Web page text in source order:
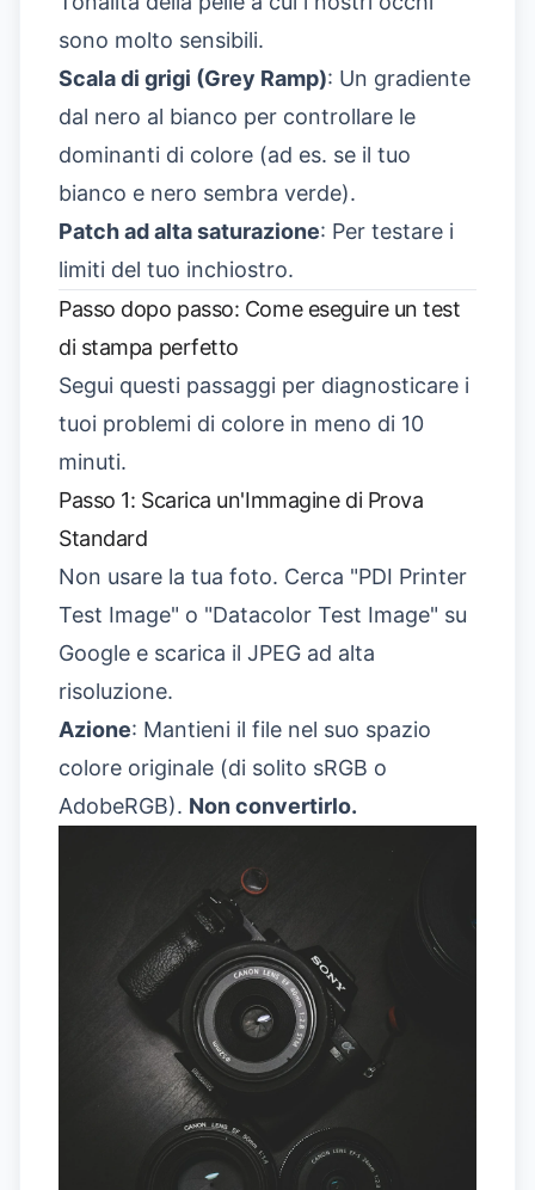
sono molto sensibili.
Scala di grigi (Grey Ramp): Un gradiente
dal nero al bianco per controllare le
dominanti di colore (ad es. se il tuo
bianco e nero sembra verde).
Patch ad alta saturazione: Per testare i
limiti del tuo inchiostro.
Passo dopo passo: Come eseguire un test
di stampa perfetto
Segui questi passaggi per diagnosticare i
tuoi problemi di colore in meno di 10
minuti.
Passo 1: Scarica un'Immagine di Prova
Standard
Non usare la tua foto. Cerca "PDI Printer
Test Image" o "Datacolor Test Image" su
Google e scarica il JPEG ad alta
risoluzione.
Azione: Mantieni il file nel suo spazio
colore originale (di solito sRGB o
AdobeRGB). Non convertirlo.